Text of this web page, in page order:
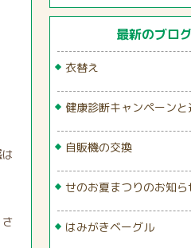
最新のブロ
衣替え
健康診断キャンペーンと
自販機の交換
せのお夏まつりのお知ら
はみがきベーグル